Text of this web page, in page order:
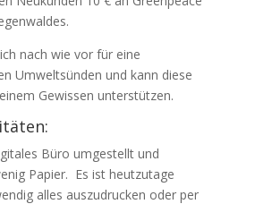
nach wie vor für eine
Umweltsünden und kann diese
Gewissen unterstützen.
Büro umgestellt und
Papier. Es ist heutzutage
alles auszudrucken oder per